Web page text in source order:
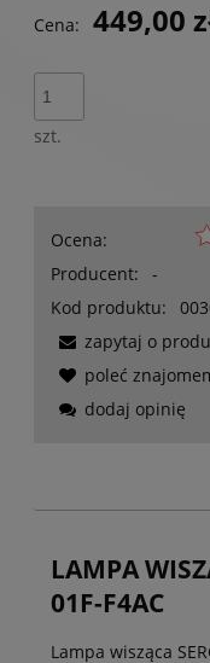
Cena: 449,00
szt.
Ocena:
Producent:
-
Kod produktu:
zapytaj o
poleć
dodaj opinię
LAMPA
01F-F4AC
Lampa wisząca